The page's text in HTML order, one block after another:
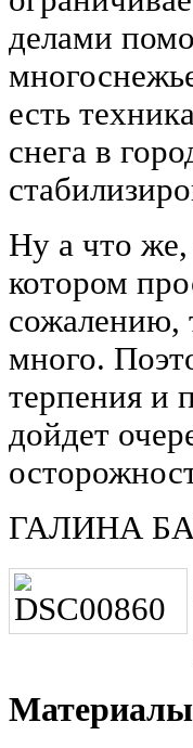
делами
есть
снега в
Ну а что же,
котором
сожалению,
много.
терпения и
дойдет
ГАЛИНА